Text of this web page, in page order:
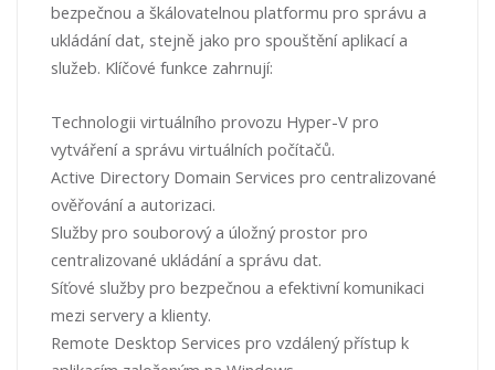
bezpečnou a škálovatelnou platformu pro správu a
ukládání dat, stejně jako pro spouštění aplikací a
služeb. Klíčové funkce zahrnují:
Technologii virtuálního provozu Hyper-V pro
vytváření a správu virtuálních počítačů.
Active Directory Domain Services pro centralizované
ověřování a autorizaci.
Služby pro souborový a úložný prostor pro
centralizované ukládání a správu dat.
Síťové služby pro bezpečnou a efektivní komunikaci
mezi servery a klienty.
Remote Desktop Services pro vzdálený přístup k